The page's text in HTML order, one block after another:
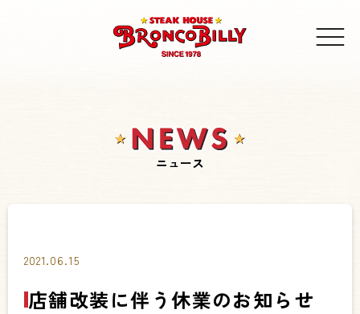
ニュース
2021.06.15
店舗改装に伴う休業のお知らせ